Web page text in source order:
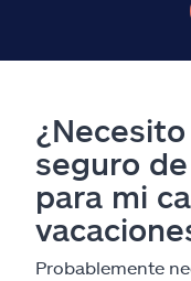
seguro
para mi
Probablemente